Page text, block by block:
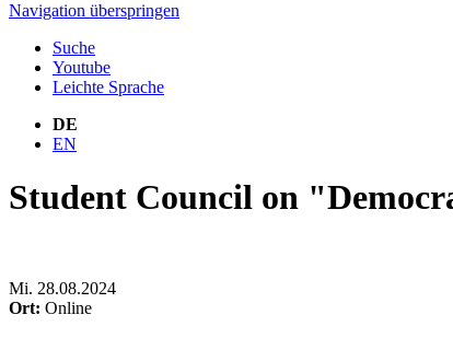
Navigation überspringen
Suche
Youtube
Leichte Sprache
DE
EN
Student Council on
Mi. 28.08.2024
Ort: Online